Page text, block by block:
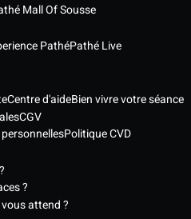
Mall Of Sousse
PathéPathé Live
Centre d'aideBien vivre votre séance
CGV
Politique CVD
?
attend ?